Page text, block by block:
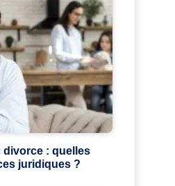
divorce : quelles
juridiques ?